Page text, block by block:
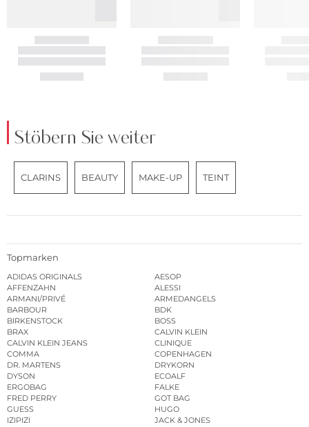
Stöbern Sie weiter
CLARINS BEAUTY MAKE-UP TEINT
Topmarken
ADIDAS ORIGINALS
AESOP
AFFENZAHN
ALESSI
ARMANI/PRIVÉ
ARMEDANGELS
BARBOUR
BDK
BIRKENSTOCK
BOSS
BRAX
CALVIN KLEIN
CALVIN KLEIN JEANS
CLINIQUE
COMMA
COPENHAGEN
DR. MARTENS
DRYKORN
DYSON
ECOALF
ERGOBAG
FALKE
FRED PERRY
GOT BAG
GUESS
HUGO
IZIPIZI
JACK & JONES